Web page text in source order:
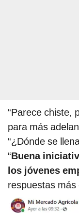
“Parece chiste,
para más
“¿Dónde se
“Buena
los jóvenes
respuestas más